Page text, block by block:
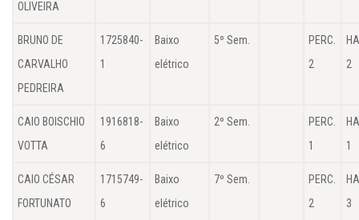
OLIVEIRA
BRUNO DE
CARVALHO
PEDREIRA
1725840-
1
Baixo
elétrico
5º Sem.
PERC.
2
2
CAIO BOISCHIO
VOTTA
1916818-
6
Baixo
elétrico
2º Sem.
PERC.
1
1
CAIO CÉSAR
FORTUNATO
1715749-
6
Baixo
elétrico
7º Sem.
PERC.
2
3